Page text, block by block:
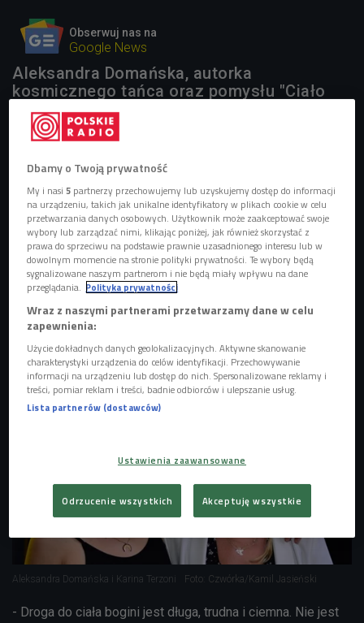
Obserwuj nas na
Google News
Aleksandra Domańska, autorka
kosmicznego tańca oraz pomysłu "Ciało
bogini", opowiadała w Czwórce o swojej
drodze od wstydu i strachu do polubienia
swojego ciała. W audycji "Rozbiegani"
mówiła o projektach "zwykłe
boginie", "zwykłe kobiety" i "Ciało bogini za
nic się nie wini".
AUDIO 1 plik
 20'34
myślenia opowiada aktorka Aleksandra Domańska
(Rozbiegani/Czwórka)
Aleksandra Domańska i Karina Terzoni Foto: Czwórka/Kamil Jasieński
- Droga do ciała bogini jest długa, trudna i ciemna. Nie jest
Dbamy o Twoją prywatność
My i nasi5 partnerzy przechowujemy lub uzyskujemy dostęp do informacji
na urządzeniu, takich jak unikalne identyfikatory w plikach cookie w celu
przetwarzania danych osobowych. Użytkownik może zaakceptować swoje
wybory lub zarządzać nimi, klikając poniżej, jak również skorzystać z
prawa do sprzeciwu na podstawie prawnie uzasadnionego interesu lub w
dowolnym momencie na stronie polityki prywatności. Te wybory będą
sygnalizowane naszym partnerom i nie będą miały wpływu na dane
przeglądania. Polityka prywatności
Wraz z naszymi partnerami przetwarzamy dane w celu
zapewnienia:
Użycie dokładnych danych geolokalizacyjnych. Aktywne skanowanie
charakterystyki urządzenia do celów identyfikacji. Przechowywanie
informacji na urządzeniu lub dostęp do nich. Spersonalizowane reklamy i
treści, pomiar reklam i treści, badnie odbiorców i ulepszanie usług.
Lista partnerów (dostawców)
Ustawienia zaawansowane
Odrzucenie wszystkich Akceptuję wszystkie